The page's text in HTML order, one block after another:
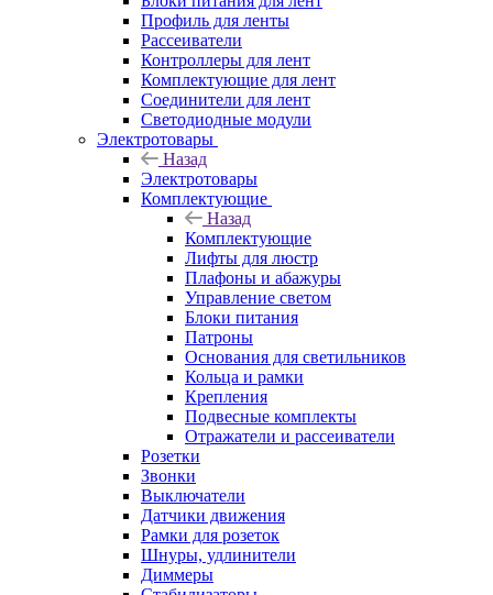
Профиль для ленты
Рассеиватели
Контроллеры для лент
Комплектующие для лент
Соединители для лент
Светодиодные модули
Электротовары
Назад
Электротовары
Комплектующие
Назад
Комплектующие
Лифты для люстр
Плафоны и абажуры
Управление светом
Блоки питания
Патроны
Основания для светильников
Кольца и рамки
Крепления
Подвесные комплекты
Отражатели и рассеиватели
Розетки
Звонки
Выключатели
Датчики движения
Рамки для розеток
Шнуры, удлинители
Диммеры